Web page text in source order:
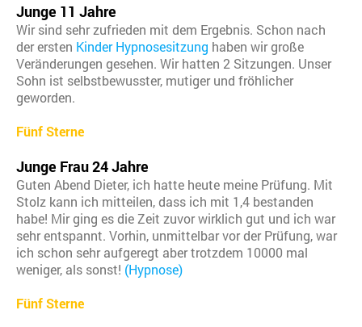
Junge 11 Jahre
Wir sind sehr zufrieden mit dem Ergebnis. Schon nach
der ersten Kinder Hypnosesitzung haben wir große
Veränderungen gesehen. Wir hatten 2 Sitzungen. Unser
Sohn ist selbstbewusster, mutiger und fröhlicher
geworden.
Fünf Sterne
Junge Frau 24 Jahre
Guten Abend Dieter, ich hatte heute meine Prüfung. Mit
Stolz kann ich mitteilen, dass ich mit 1,4 bestanden
habe! Mir ging es die Zeit zuvor wirklich gut und ich war
sehr entspannt. Vorhin, unmittelbar vor der Prüfung, war
ich schon sehr aufgeregt aber trotzdem 10000 mal
weniger, als sonst! (Hypnose)
Fünf Sterne